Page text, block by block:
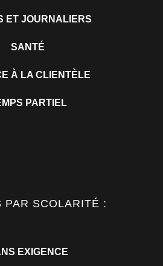
ET JOURNALIERS
SANTÉ
À LA CLIENTÈLE
PARTIEL
PAR SCOLARITÉ :
EXIGENCE